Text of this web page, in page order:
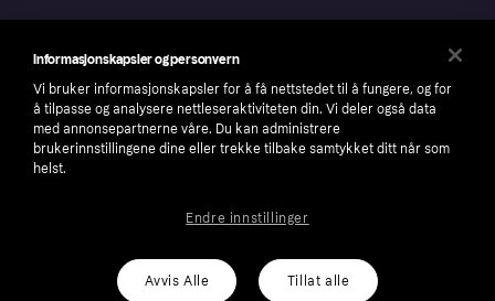
number: 556737-0431
Informasjonskapsler og personvern
Vi bruker informasjonskapsler for å få nettstedet til å fungere, og for
å tilpasse og analysere nettleseraktiviteten din. Vi deler også data
med annonsepartnerne våre. Du kan administrere
brukerinnstillingene dine eller trekke tilbake samtykket ditt når som
helst.
Avvis Alle Tillat alle
Endre innstillinger